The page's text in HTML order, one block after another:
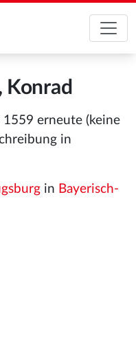
Konrad
1559 erneute (keine
in
in Bayerisch-